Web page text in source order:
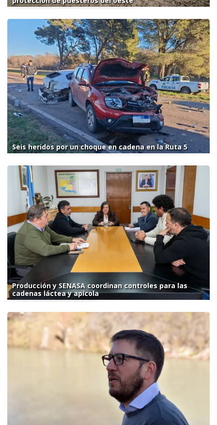
Seis heridos por un choque en cadena en la Ruta 5
Producción y SENASA coordinan controles para las
cadenas láctea y apícola